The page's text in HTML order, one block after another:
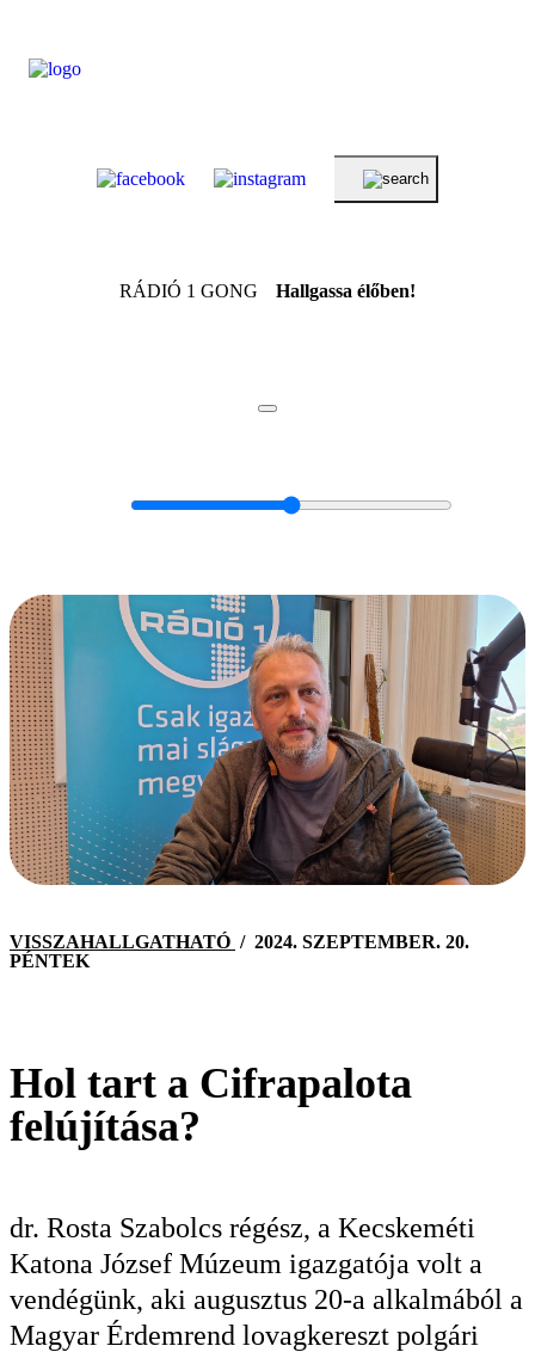
KERESÉS
RÁDIÓ 1 GONG Hallgassa élőben!
VISSZAHALLGATHATÓ / 2024. SZEPTEMBER. 20.
PÉNTEK
Hol tart a Cifrapalota
felújítása?
dr. Rosta Szabolcs régész, a Kecskeméti
Katona József Múzeum igazgatója volt a
vendégünk, aki augusztus 20-a alkalmából a
Magyar Érdemrend lovagkereszt polgári